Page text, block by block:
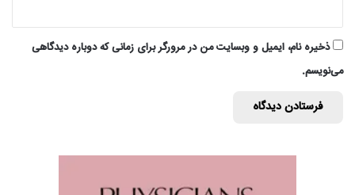
ذخیره نام، ایمیل و وبسایت من در مرورگر برای زمانی که دوباره دیدگاهی
می‌نویسم.